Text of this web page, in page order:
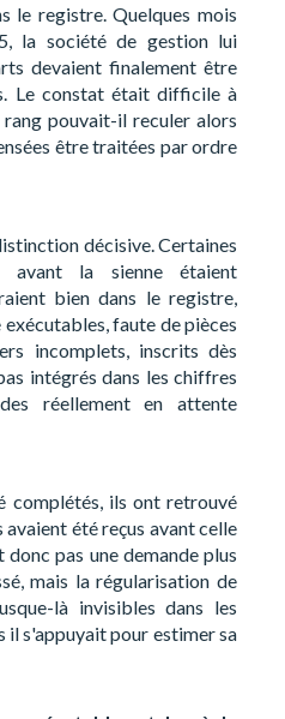
le registre. Quelques mois
la société de gestion lui
devaient finalement être
Le constat était difficile à
pouvait-il reculer alors
être traitées par ordre
décisive. Certaines
avant la sienne étaient
bien dans le registre,
faute de pièces
incomplets, inscrits dès
intégrés dans les chiffres
réellement en attente
complétés, ils ont retrouvé
été reçus avant celle
pas une demande plus
mais la régularisation de
là invisibles dans les
il s'appuyait pour estimer sa